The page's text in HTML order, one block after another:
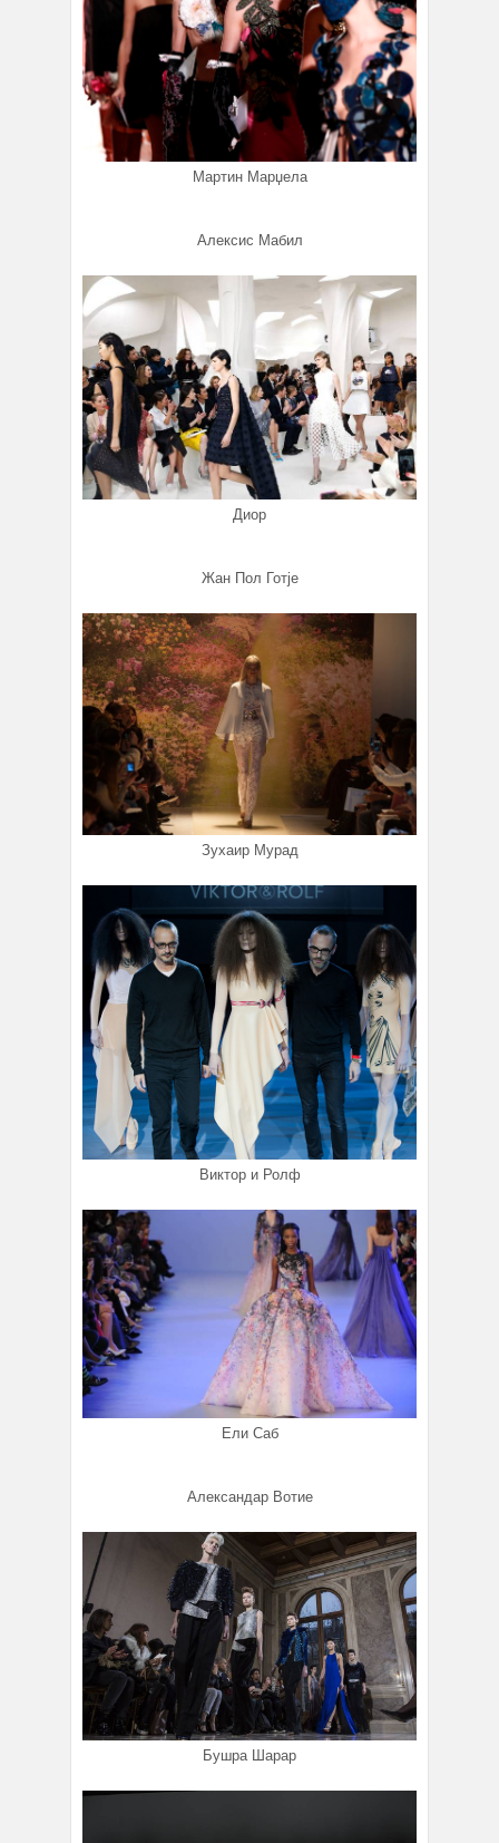
Мартин Марџела
Алексис Мабил
Диор
Жан Пол Готје
Зухаир Мурад
Виктор и Ролф
Ели Саб
Александар Вотие
Бушра Шарар